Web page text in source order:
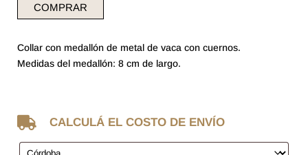
COMPRAR
Collar con medallón de metal de vaca con cuernos.
Medidas del medallón: 8 cm de largo.
 CALCULÁ EL COSTO DE ENVÍO